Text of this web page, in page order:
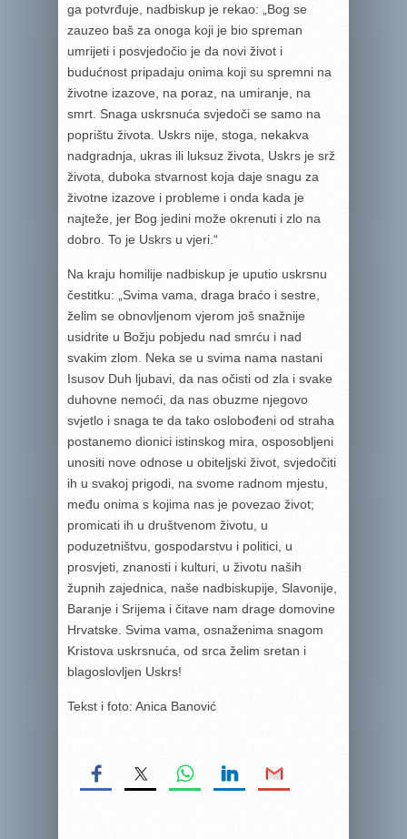
ga potvrđuje, nadbiskup je rekao: „Bog se
zauzeo baš za onoga koji je bio spreman
umrijeti i posvjedočio je da novi život i
budućnost pripadaju onima koji su spremni na
životne izazove, na poraz, na umiranje, na
smrt. Snaga uskrsnuća svjedoči se samo na
poprištu života. Uskrs nije, stoga, neka­kva
nadgradnja, ukras ili luksuz života, Uskrs je srž
života, duboka stvarnost koja daje snagu za
životne izazove i probleme i onda kada je
najteže, jer Bog jedini može okrenuti i zlo na
dobro. To je Uskrs u vjeri.“
Na kraju homilije nadbiskup je uputio uskrsnu
čestitku: „Svima vama, draga braćo i sestre,
želim se obnovljenom vjerom još snažnije
usidrite u Božju pobjedu nad smrću i nad
svakim zlom. Neka se u svima nama nastani
Isusov Duh ljubavi, da nas očisti od zla i svake
duhovne nemoći, da nas obuzme njegovo
svjetlo i snaga te da tako oslobođeni od straha
postanemo dionici istinskog mira, osposobljeni
unositi nove odnose u obiteljski život, svjedočiti
ih u svakoj prigodi, na svome radnom mjestu,
među onima s kojima nas je povezao život;
promicati ih u društvenom životu, u
poduzetništvu, gospodarstvu i politici, u
prosvjeti, znanosti i kulturi, u životu naših
župnih zajednica, naše nadbiskupije, Slavonije,
Baranje i Srijema i čitave nam drage domovine
Hrvatske. Svima vama, osnaženima snagom
Kristova uskrsnuća, od srca želim sretan i
blagoslovljen Uskrs!
Tekst i foto: Anica Banović